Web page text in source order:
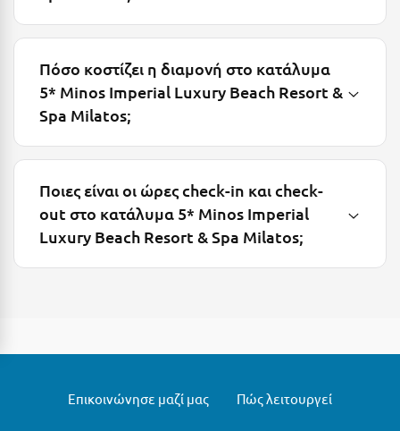
Μεθώνη
Μεσολόγγι
Μεσσηνία
Μετέωρα
Μέτσοβο
Μήλος
Μονεμβασιά
Μουζάκι
Μύκονος
Πόσο κοστίζει η διαμονή στο κατάλυμα
5* Minos Imperial Luxury Beach Resort &
Spa Milatos;
Ποιες είναι οι ώρες check-in και check-
out στο κατάλυμα 5* Minos Imperial
Luxury Beach Resort & Spa Milatos;
Επικοινώνησε μαζί μας Πώς λειτουργεί